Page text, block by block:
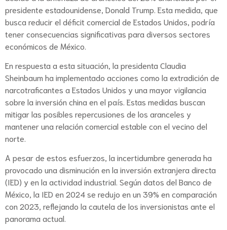
presidente estadounidense, Donald Trump. Esta medida, que
busca reducir el déficit comercial de Estados Unidos, podría
tener consecuencias significativas para diversos sectores
económicos de México.
En respuesta a esta situación, la presidenta Claudia
Sheinbaum ha implementado acciones como la extradición de
narcotraficantes a Estados Unidos y una mayor vigilancia
sobre la inversión china en el país. Estas medidas buscan
mitigar las posibles repercusiones de los aranceles y
mantener una relación comercial estable con el vecino del
norte.
A pesar de estos esfuerzos, la incertidumbre generada ha
provocado una disminución en la inversión extranjera directa
(IED) y en la actividad industrial. Según datos del Banco de
México, la IED en 2024 se redujo en un 39% en comparación
con 2023, reflejando la cautela de los inversionistas ante el
panorama actual.